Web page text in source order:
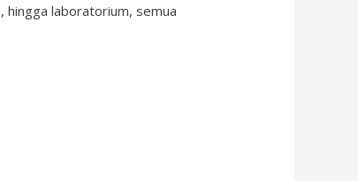
hingga laboratorium, semua